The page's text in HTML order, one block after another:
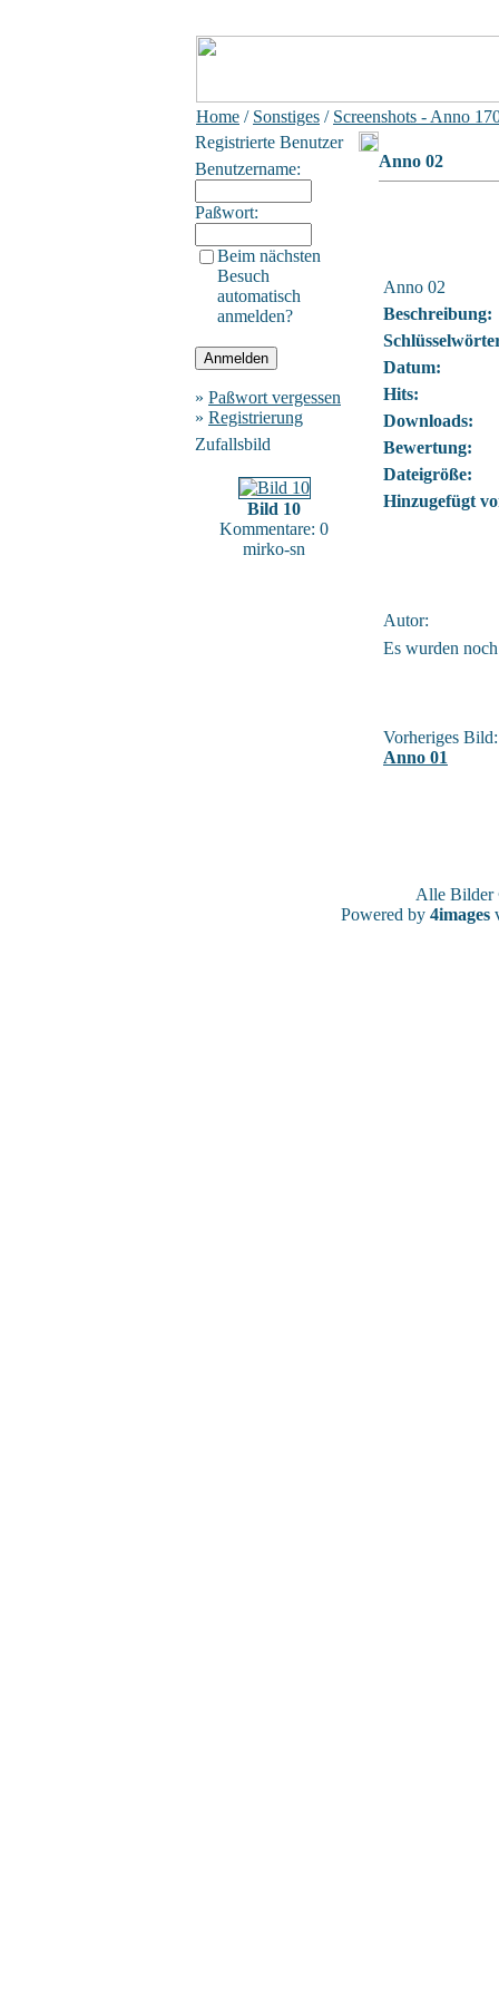
Home / Sonstiges / Screenshots - Anno
Registrierte Benutzer
Benutzername:
Paßwort:
Beim nächsten
Besuch
automatisch
anmelden?
» Paßwort vergessen
» Registrierung
Zufallsbild
Bild 10
Kommentare: 0
mirko-sn
Anno 02
Anno 02
Beschreibung:
Datum:
Hits:
Downloads:
Bewertung:
Dateigröße:
Hinzugefügt
Autor:
Es wurden
Vorheriges Bild:
Anno 01
Alle
Powered by 4images